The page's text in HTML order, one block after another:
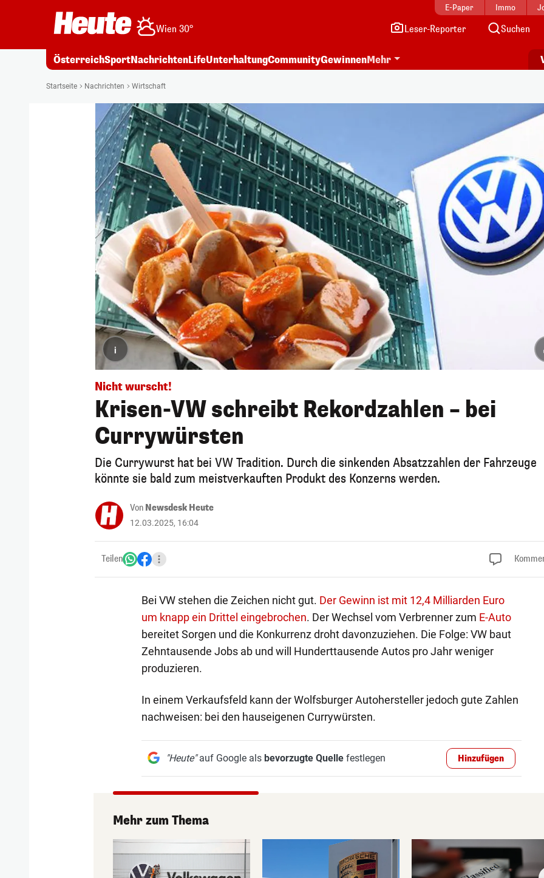
E-Paper Immo
Wien 30° Leser-Reporter Suchen
ÖsterreichSportNachrichtenLifeUnterhaltungCommunityGewinnenMehr
Startseite Nachrichten Wirtschaft
i
Nicht wurscht!
Krisen-VW schreibt Rekordzahlen – bei
Currywürsten
Die Currywurst hat bei VW Tradition. Durch die sinkenden Absatzzahlen der Fahrzeuge
könnte sie bald zum meistverkauften Produkt des Konzerns werden.
Von Newsdesk Heute
12.03.2025, 16:04
Teilen
Bei VW stehen die Zeichen nicht gut. Der Gewinn ist mit 12,4 Milliarden Euro
um knapp ein Drittel eingebrochen. Der Wechsel vom Verbrenner zum E-Auto
bereitet Sorgen und die Konkurrenz droht davonzuziehen. Die Folge: VW baut
Zehntausende Jobs ab und will Hunderttausende Autos pro Jahr weniger
produzieren.
In einem Verkaufsfeld kann der Wolfsburger Autohersteller jedoch gute Zahlen
nachweisen: bei den hauseigenen Currywürsten.
"Heute"auf Google als bevorzugte Quellefestlegen Hinzufügen
Mehr zum Thema